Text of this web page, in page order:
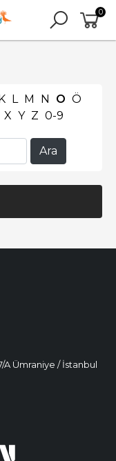
0
L M N O Ö
X Y Z 0-9
A Ümraniye / İstanbul